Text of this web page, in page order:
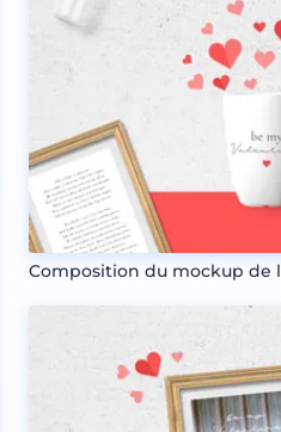
Composition du mockup de